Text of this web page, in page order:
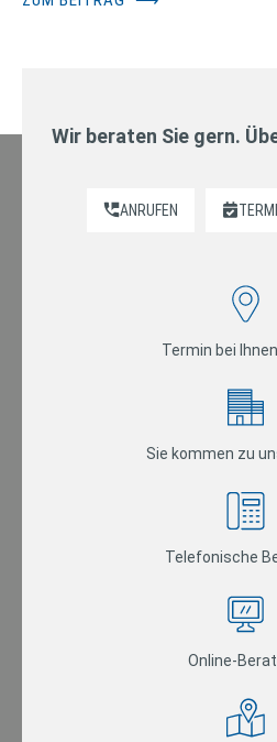
Wir beraten Sie gern.
ANRUFEN
Termin bei
Sie kommen zu
Telefonische
Online-